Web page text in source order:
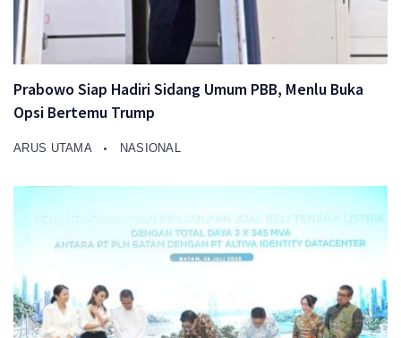
Prabowo Siap Hadiri Sidang Umum PBB, Menlu Buka
Opsi Bertemu Trump
ARUS UTAMA NASIONAL